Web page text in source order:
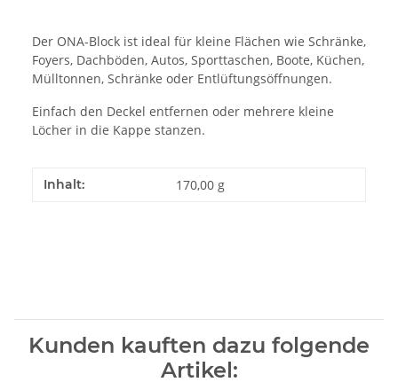
Der ONA-Block ist ideal für kleine Flächen wie Schränke,
Foyers, Dachböden, Autos, Sporttaschen, Boote, Küchen,
Mülltonnen, Schränke oder Entlüftungsöffnungen.
Einfach den Deckel entfernen oder mehrere kleine
Löcher in die Kappe stanzen.
Inhalt: 170,00 g
Kunden kauften dazu folgende
Artikel: